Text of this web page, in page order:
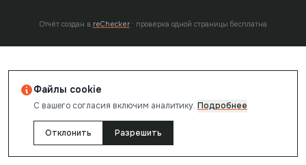
Отчёт создан в reChecker· проверка одной страницы бесплатна
Файлы cookie
С вашего согласия включим аналитику. Подробнее
Отклонить Разрешить